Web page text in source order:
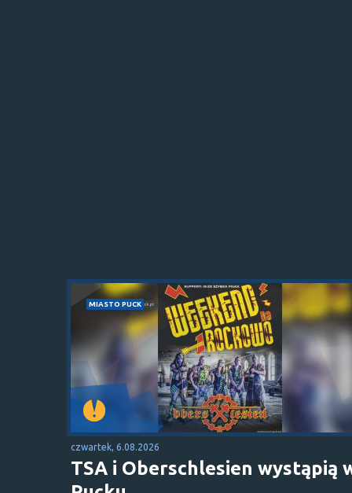
MIASTO PUCK
czwartek, 6.08.2026
TSA i Oberschlesien wystąpią